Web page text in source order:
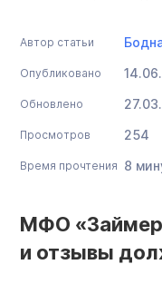
Автор статьи
Опубликовано
Обновлено
Просмотров 254
Время прочтения 8
МФО
и отзывы